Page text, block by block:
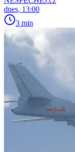
dnes, 13:00
3 min